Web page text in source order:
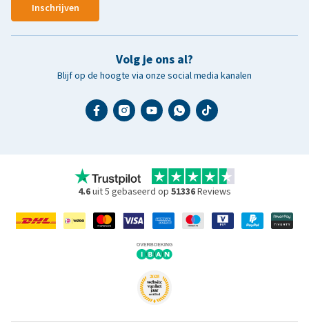
Inschrijven
Volg je ons al?
Blijf op de hoogte via onze social media kanalen
4.6uit 5 gebaseerd op 51336Reviews